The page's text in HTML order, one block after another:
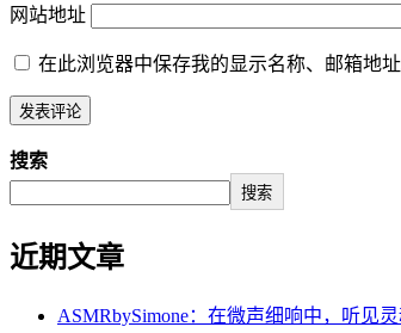
网站地址
在此浏览器中保存我的显示名称、邮箱地
搜索
搜索
近期文章
ASMRbySimone：在微声细响中，听见